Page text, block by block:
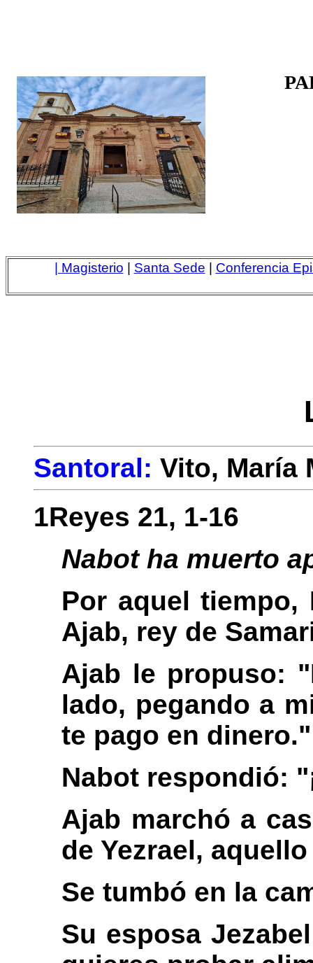
| Magisterio Santa Sede Conferencia
Santoral: Vito, María
1Reyes 21, 1-16
Nabot ha muerto
Por aquel tiempo,
Ajab, rey de
Ajab le propuso:
lado, pegando a
te pago en dinero."
Nabot respondió:
Ajab marchó a
de Yezrael,
Se tumbó en la
Su esposa